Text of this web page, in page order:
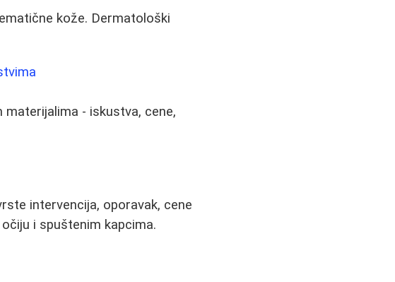
kože. Dermatološki
- iskustva, cene,
intervencija, oporavak, cene
i spuštenim kapcima.